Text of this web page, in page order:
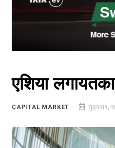
एशिया
CAPITAL MARKET शुक्रबार,